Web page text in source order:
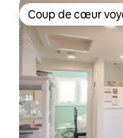
Coup de cœur
Coup de cœur